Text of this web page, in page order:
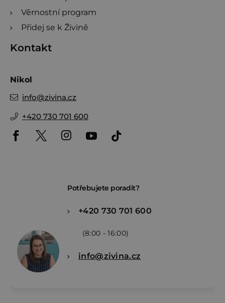
Věrnostní program
Přidej se k Živině
Kontakt
Nikol
info@zivina.cz
+420 730 701 600
Potřebujete poradit?
+420 730 701 600
(8:00 - 16:00)
info@zivina.cz